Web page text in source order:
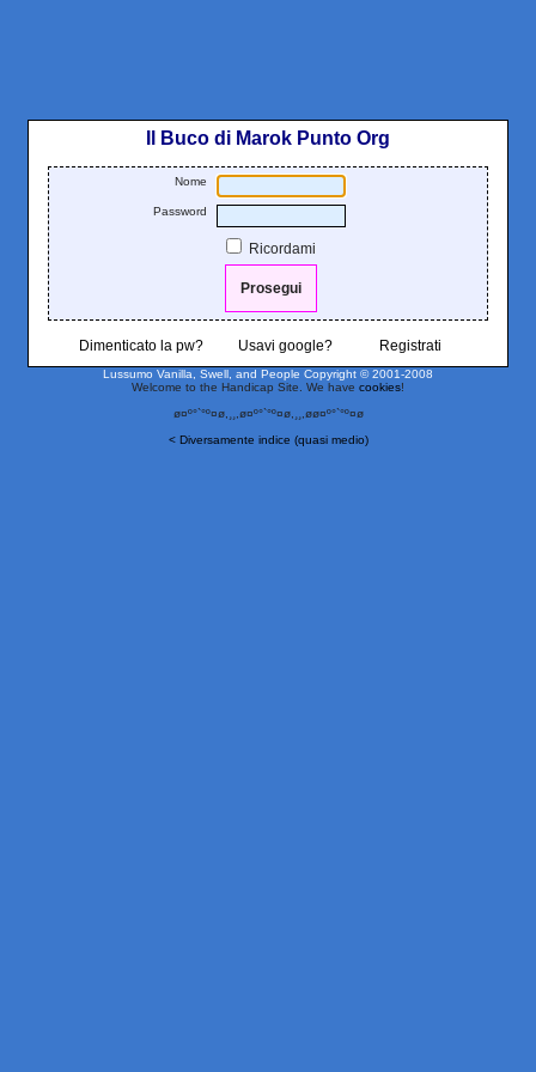
Il Buco di Marok Punto Org
Nome
Password
Ricordami
Dimenticato la pw? Usavi google? Registrati
Lussumo Vanilla, Swell, and People Copyright © 2001-2008
Welcome to the Handicap Site. We have cookies!
ø¤º°`°º¤ø,¸¸,ø¤º°`°º¤ø,¸¸,øø¤º°`°º¤ø
< Diversamente indice (quasi medio)